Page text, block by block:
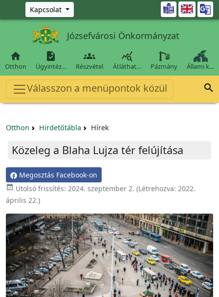
Ugrás a fő tartalomra
Kapcsolat 
Józsefvárosi Önkormányzat

Otthon

Ügyintéz…

Részvétel

Átláthat… Pázmány Állami k…
Válasszon a menüpontok közül 
Otthon Hirdetőtábla Hírek
Közeleg a Blaha Lujza tér felújítása
Megosztás Facebook-on
 Utolsó frissítés: 2024. szeptember 2. (Létrehozva: 2022.
április 22.)